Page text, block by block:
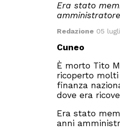
Era stato
Redazione 05
Cuneo
È morto Tito
ricoperto
finanza
dove era
Era stato
anni